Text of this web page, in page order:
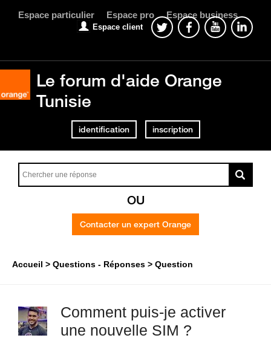
Espace particulier Espace pro Espace business
Espace client
Le forum d'aide Orange
Tunisie
identification inscription
OU
Contacter un expert Orange
Accueil Questions - Réponses Question
Comment puis-je activer
une nouvelle SIM ?